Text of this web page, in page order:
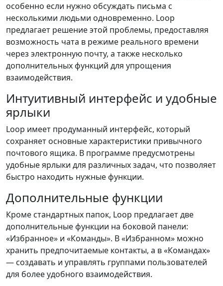
особенно если нужно обсуждать письма с
несколькими людьми одновременно. Loop
предлагает решение этой проблемы, предоставляя
возможность чата в режиме реального времени
через электронную почту, а также несколько
дополнительных функций для упрощения
взаимодействия.
Интуитивный интерфейс и удобные
ярлыки
Loop имеет продуманный интерфейс, который
сохраняет основные характеристики привычного
почтового ящика. В программе предусмотрены
удобные ярлыки для различных задач, что позволяет
быстро находить нужные функции.
Дополнительные функции
Кроме стандартных папок, Loop предлагает две
дополнительные функции на боковой панели:
«Избранное» и «Команды». В «Избранном» можно
хранить предпочитаемые контакты, а в «Командах»
— создавать и управлять группами пользователей
для более удобного взаимодействия.